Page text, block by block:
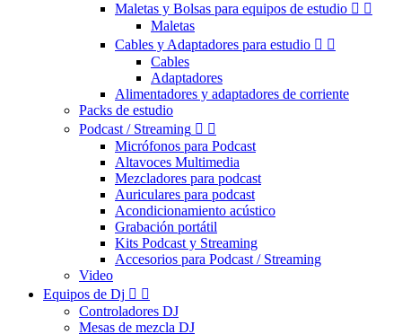
Maletas y Bolsas para equipos de estudio  
Maletas
Cables y Adaptadores para estudio  
Cables
Adaptadores
Alimentadores y adaptadores de corriente
Packs de estudio
Podcast / Streaming  
Micrófonos para Podcast
Altavoces Multimedia
Mezcladores para podcast
Auriculares para podcast
Acondicionamiento acústico
Grabación portátil
Kits Podcast y Streaming
Accesorios para Podcast / Streaming
Video
Equipos de Dj  
Controladores DJ
Mesas de mezcla DJ